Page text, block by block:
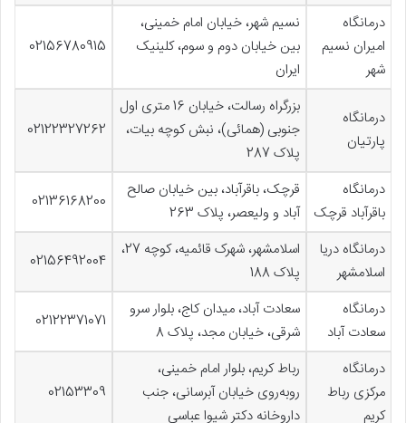
درمانگاه
امیران نسیم
شهر
نسیم شهر، خیابان امام خمینی،
بین خیابان دوم و سوم، کلینیک
ایران
02156780915
درمانگاه
پارتیان
بزرگراه رسالت، خیابان 16 متری اول
جنوبی (همائی)، نبش کوچه بیات،
پلاک 287
02122327262
درمانگاه
باقرآباد قرچک
قرچک، باقرآباد، بین خیابان صالح
آباد و ولیعصر، پلاک 263
02136168200
درمانگاه دریا
اسلامشهر
اسلامشهر، شهرک قائمیه، کوچه 27،
پلاک 188
02156492004
درمانگاه
سعادت آباد
سعادت آباد، میدان کاج، بلوار سرو
شرقی، خیابان مجد، پلاک 8
02122371071
درمانگاه
مرکزی رباط
کریم
رباط کریم، بلوار امام خمینی،
روبه‌روی خیابان آبرسانی، جنب
داروخانه دکتر شیوا عباسی
02153309